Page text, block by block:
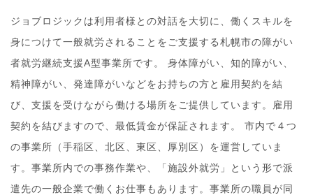
ジョブロジックは利用者様との対話を大切に、働くスキルを
身につけて一般就労されることをご支援する札幌市の障がい
者就労継続支援A型事業所です。 身体障がい、知的障がい、
精神障がい、発達障がいなどをお持ちの方と雇用契約を結
び、支援を受けながら働ける場所をご提供しています。雇用
契約を結びますので、最低賃金が保証されます。 市内で４つ
の事業所（手稲区、北区、東区、厚別区）を運営していま
す。事業所内での事務作業や、「施設外就労」という形で派
遣先の一般企業で働くお仕事もあります。事業所の職員が同